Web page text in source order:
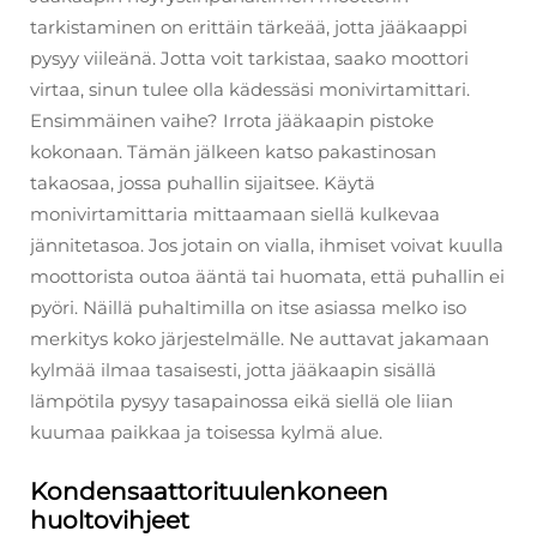
tarkistaminen on erittäin tärkeää, jotta jääkaappi
pysyy viileänä. Jotta voit tarkistaa, saako moottori
virtaa, sinun tulee olla kädessäsi monivirtamittari.
Ensimmäinen vaihe? Irrota jääkaapin pistoke
kokonaan. Tämän jälkeen katso pakastinosan
takaosaa, jossa puhallin sijaitsee. Käytä
monivirtamittaria mittaamaan siellä kulkevaa
jännitetasoa. Jos jotain on vialla, ihmiset voivat kuulla
moottorista outoa ääntä tai huomata, että puhallin ei
pyöri. Näillä puhaltimilla on itse asiassa melko iso
merkitys koko järjestelmälle. Ne auttavat jakamaan
kylmää ilmaa tasaisesti, jotta jääkaapin sisällä
lämpötila pysyy tasapainossa eikä siellä ole liian
kuumaa paikkaa ja toisessa kylmä alue.
Kondensaattorituulenkoneen
huoltovihjeet